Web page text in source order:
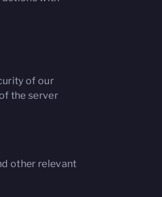
of our
the server
other relevant